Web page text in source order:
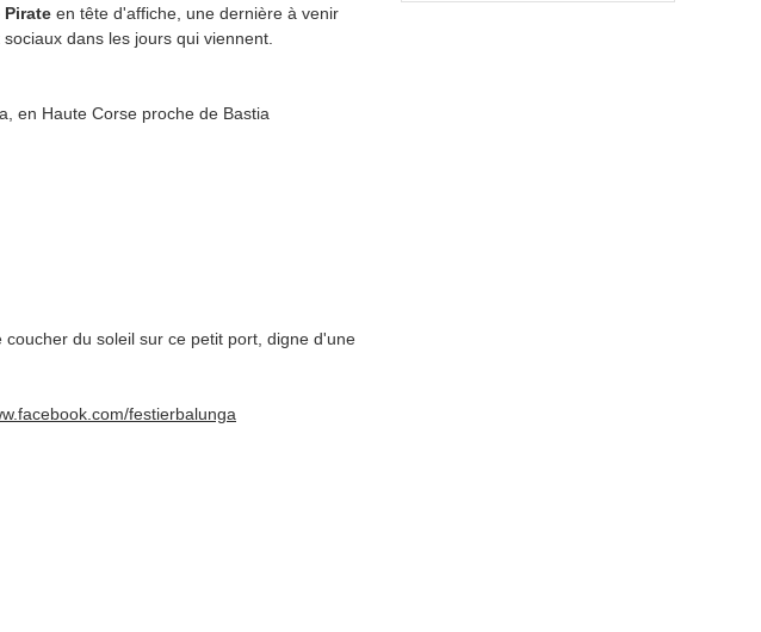
Pirate en tête d'affiche, une dernière à venir
dans les jours qui viennent.
en Haute Corse proche de Bastia
du soleil sur ce petit port, digne d'une
festierbalunga